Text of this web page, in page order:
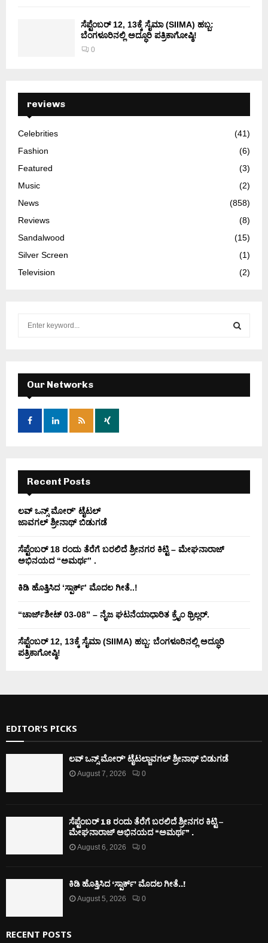
ಸೆಪ್ಟೆಂಬರ್ 12, 13ಕ್ಕೆ ಸೈಮಾ (SIIMA) ಹಬ್ಬ:
ಬೆಂಗಳೂರಿನಲ್ಲಿ ಅದ್ಧೂರಿ ಪತ್ರಿಕಾಗೋಷ್ಠಿ!
0
reviews
Celebrities
(41)
Fashion
(6)
Featured
(3)
Music
(2)
News
(858)
Reviews
(8)
Sandalwood
(15)
Silver Screen
(1)
Television
(2)
f
o
:
E
A
H
Our Networks
Recent Posts
ಲವ್ ಒನ್ಸ್ ಮೋರ್’ ಟೈಟಲ್
ಜಾವಗಲ್ ಶ್ರೀನಾಥ್ ಬಿಡುಗಡೆ
ಸೆಪ್ಟೆಂಬರ್ 18 ರಂದು ತೆರೆಗೆ ಬರಲಿದೆ ಶ್ರೀನಗರ ಕಿಟ್ಟಿ – ಮೇಘನಾರಾಜ್
ಅಭಿನಯದ “ಅಮರ್ಥ” .
ಕಿಡಿ‌‌ ಹೊತ್ತಿಸಿದ ‘ಸ್ಪಾರ್ಕ್’ ಮೊದಲ‌ ಗೀತೆ..!
“ಚಾರ್ಜ್‌ಶೀಟ್ 03-08” – ನೈಜ ಘಟನೆಯಾಧಾರಿತ ಕ್ರೈಂ ಥ್ರಿಲ್ಲರ್.
ಸೆಪ್ಟೆಂಬರ್ 12, 13ಕ್ಕೆ ಸೈಮಾ (SIIMA) ಹಬ್ಬ: ಬೆಂಗಳೂರಿನಲ್ಲಿ ಅದ್ಧೂರಿ
ಪತ್ರಿಕಾಗೋಷ್ಠಿ!
EDITOR'S PICKS
ಲವ್ ಒನ್ಸ್ ಮೋರ್’ ಟೈಟಲ್ಜಾವಗಲ್ ಶ್ರೀನಾಥ್ ಬಿಡುಗಡೆ
August 7, 2026 0
ಸೆಪ್ಟೆಂಬರ್ 18 ರಂದು ತೆರೆಗೆ ಬರಲಿದೆ ಶ್ರೀನಗರ ಕಿಟ್ಟಿ –
ಮೇಘನಾರಾಜ್ ಅಭಿನಯದ “ಅಮರ್ಥ” .
August 6, 2026 0
ಕಿಡಿ‌‌ ಹೊತ್ತಿಸಿದ ‘ಸ್ಪಾರ್ಕ್’ ಮೊದಲ‌ ಗೀತೆ..!
August 5, 2026 0
RECENT POSTS